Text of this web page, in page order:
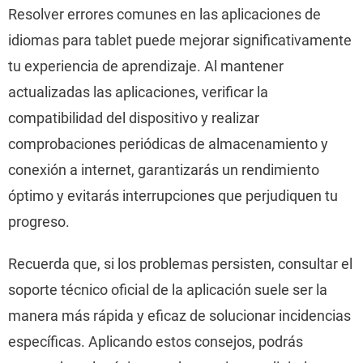
Resolver errores comunes en las aplicaciones de
idiomas para tablet puede mejorar significativamente
tu experiencia de aprendizaje. Al mantener
actualizadas las aplicaciones, verificar la
compatibilidad del dispositivo y realizar
comprobaciones periódicas de almacenamiento y
conexión a internet, garantizarás un rendimiento
óptimo y evitarás interrupciones que perjudiquen tu
progreso.
Recuerda que, si los problemas persisten, consultar el
soporte técnico oficial de la aplicación suele ser la
manera más rápida y eficaz de solucionar incidencias
específicas. Aplicando estos consejos, podrás